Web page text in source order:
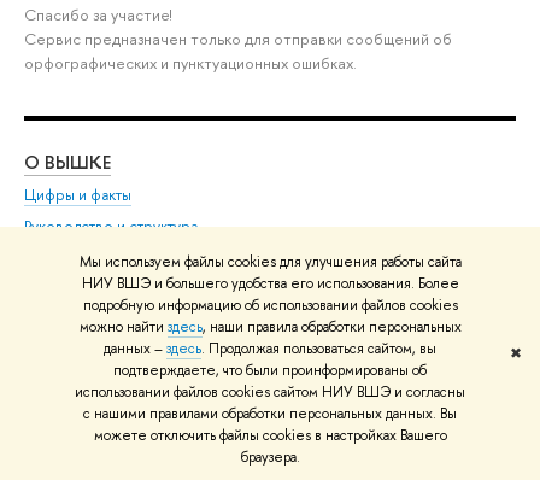
Мы используем файлы cookies для улучшения работы сайта
НИУ ВШЭ и большего удобства его использования. Более
подробную информацию об использовании файлов cookies
можно найти здесь, наши правила обработки персональных
данных –здесь. Продолжая пользоваться сайтом, вы
подтверждаете, что были проинформированы об
использовании файлов cookies сайтом НИУ ВШЭ и согласны
с нашими правилами обработки персональных данных. Вы
можете отключить файлы cookies в настройках Вашего
браузера.
✖
Спасибо за участие!
Сервис предназначен только для отправки сообщений об
орфографических и пунктуационных ошибках.
О ВЫШКЕ
Цифры и факты
Руководство и структура
Устойчивое развитие в НИУ ВШЭ
Преподаватели и сотрудники
Корпуса и общежития
Обращения граждан в НИУ ВШЭ
Фонд целевого капитала
Противодействие коррупции
Сведения о доходах, расходах, об имуществе и